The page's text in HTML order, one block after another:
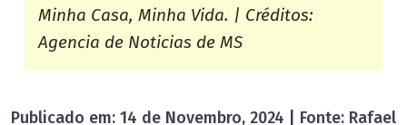
Minha Casa, Minha Vida. | Créditos:
Agencia de Noticias de MS
Publicado em: 14 de Novembro, 2024 | Fonte: Rafael